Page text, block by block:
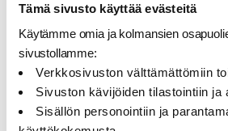
Tämä sivusto käyttää evästeitä
Käytämme omia ja kolmansien
sivustollamme:
Verkkosivuston välttämättömiin
Sivuston kävijöiden tilastointiin ja
Sisällön personointiin ja
Paikallinen
Mestari-sarja – Herttoniemen
Folk Finland – Nanoverse – OMD
Niämisellä on asiaa Tampereen
Aikuiskoulutuskeskus – Make it
Vasen vastaan Oikea